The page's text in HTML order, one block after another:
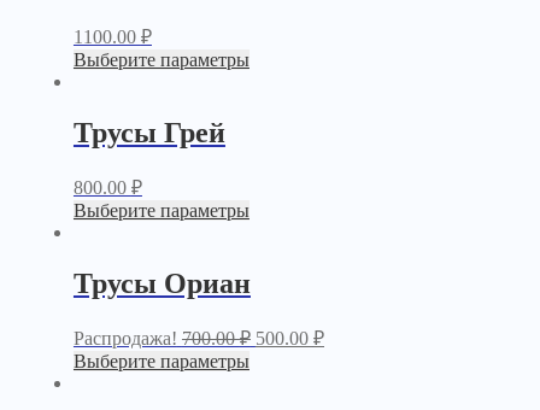
1100.00 ₽
Выберите параметры
Трусы Грей
800.00 ₽
Выберите параметры
Трусы Ориан
Распродажа! 700.00₽ 500.00 ₽
Выберите параметры